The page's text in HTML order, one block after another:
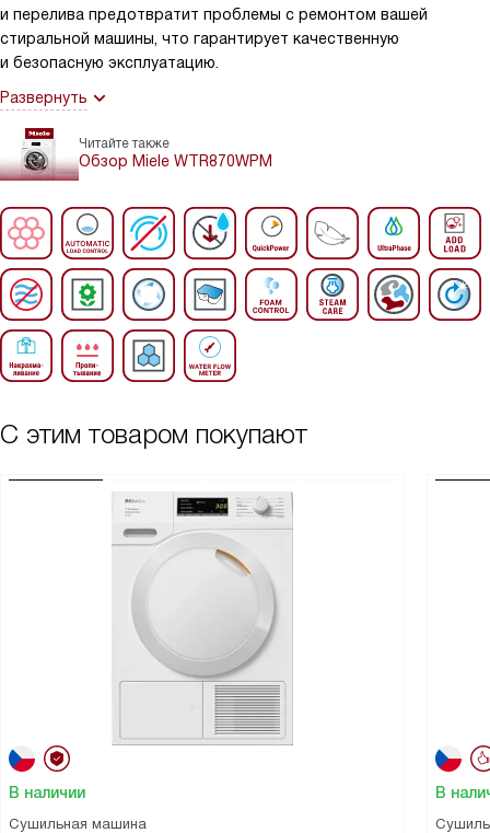
и перелива предотвратит проблемы с ремонтом вашей
стиральной машины, что гарантирует качественную
и безопасную эксплуатацию.
Развернуть
Читайте также
Обзор Miele WTR870WPM
С этим товаром покупают
В наличии
Сушильная машина
В